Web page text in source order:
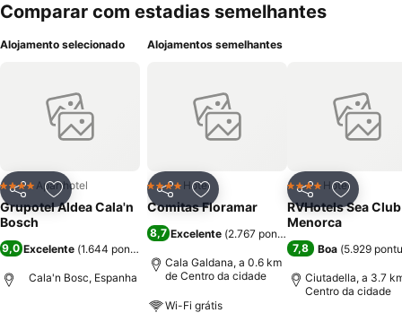
apartamentos, aliás, são todos mobiliados e divididos em sala de
armários e facilidades eletrodomésticas. Ar cindicionado, cofre, TV a
babá, café da manhã, primeiros socorros, câmbio, aluguel de
bicicletas, alguel de automóveis e lavanderia. Atividades recreativas
como mesa de bilhar, tênis de mesa, piscina ao ar livre e parque
a todos os hóspedes.
Comparar com estadias semelhantes
Alojamento selecionado
PartilharAdicionar aos favoritos
4 EstrelasAparthotel
Grupotel Aldea Cala'n
Bosch
9,0 Excelente (1.644 pontuações
Cala'n Bosc, Espanha
Alojamentos semelhantes
PartilharAdicionar aos favoritos
4 EstrelasHotel
Comitas Floramar
8,7 Excelente (2.767 pontuações
Cala Galdana, a 0.6 km
de Centro da cidade
Wi-Fi grátis
Partilhar
4 EstrelasHotel
RVHotels Sea Club
Menorca
7,8 Boa (5.929
Ciutadella, a 3.7
Centro da cidade